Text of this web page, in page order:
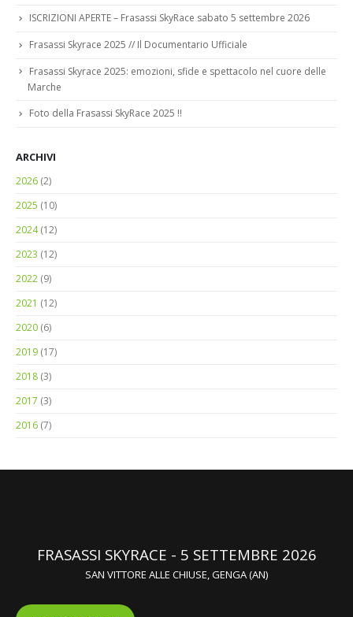
Terme di Frasassi
ISCRIZIONI APERTE – Frasassi SkyRace sabato 5 settembre 2026
Frasassi Skyrace 2025 // Il Documentario Ufficiale
Marche
ARCHIVI
2026 (2)
2025(10)
2024 (12)
2023 (12)
2022 (9)
2021 (12)
2020 (6)
2019 (17)
2018 (3)
2017 (3)
FRASASSI SKYRACE - 5 SETTEMBRE 2026
SAN VITTORE ALLE CHIUSE, GENGA (AN)